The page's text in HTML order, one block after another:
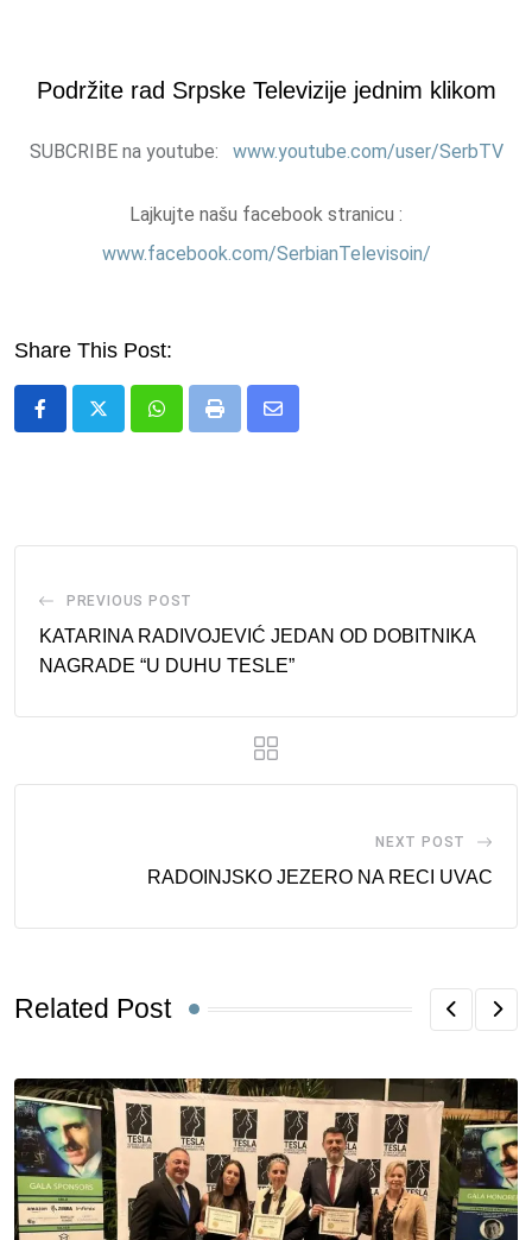
Podržite rad Srpske Televizije jednim klikom
SUBCRIBE na youtube: www.youtube.com/user/SerbTV
Lajkujte našu facebook stranicu :
www.facebook.com/SerbianTelevisoin/
Share This Post:
Whatsapp
Print
Share
PREVIOUS POST
KATARINA RADIVOJEVIĆ JEDAN OD DOBITNIKA
NAGRADE “U DUHU TESLE”
NEXT POST
RADOINJSKO JEZERO NA RECI UVAC
Related Post